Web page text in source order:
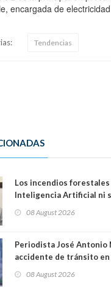
encargada de
Tendencias
Los incendios forestales
Inteligencia Artificial ni
Magister en
08 August 2026
Periodista José Antonio
accidente de tránsito en
08 August 2026